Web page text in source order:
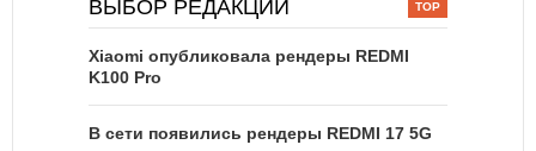
ВЫБОР РЕДАКЦИИ
Xiaomi опубликовала рендеры REDMI
K100 Pro
В сети появились рендеры REDMI 17 5G